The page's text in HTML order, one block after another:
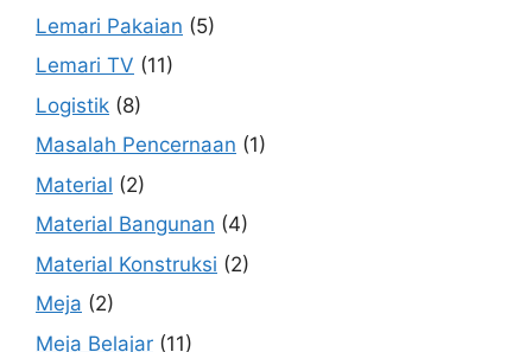
Lemari Pakaian (5)
Lemari TV (11)
Logistik (8)
Masalah Pencernaan (1)
Material (2)
Material Bangunan (4)
Material Konstruksi (2)
Meja (2)
Meja Belajar (11)